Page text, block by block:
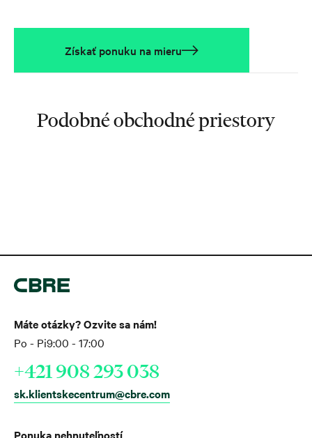
Získať ponuku na mieru
Podobné obchodné priestory
Ponuka nehnuteľností
Máte otázky? Ozvite sa nám!
Po - Pi9:00 - 17:00
+421 908 293 038
sk.klientskecentrum@cbre.com